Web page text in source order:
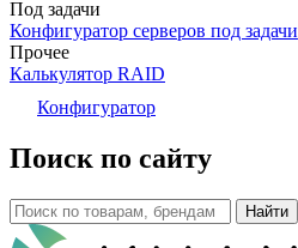
Под задачи
Конфигуратор серверов под задачи
Прочее
Калькулятор RAID
Конфигуратор
Поиск по сайту